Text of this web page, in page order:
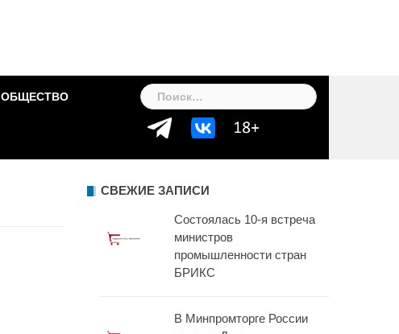
ОБЩЕСТВО Найти:
СВЕЖИЕ ЗАПИСИ
Состоялась 10-я встреча
министров
промышленности стран
БРИКС
В Минпромторге России